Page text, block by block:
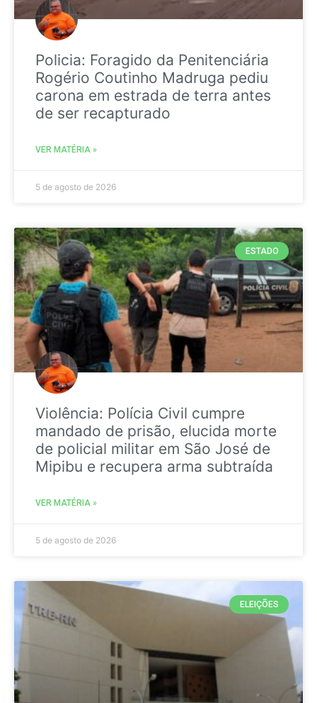
Policia: Foragido da Penitenciária
Rogério Coutinho Madruga pediu
carona em estrada de terra antes
de ser recapturado
VER MATÉRIA »
5 de agosto de 2026
ESTADO
Violência: Polícia Civil cumpre
mandado de prisão, elucida morte
de policial militar em São José de
Mipibu e recupera arma subtraída
VER MATÉRIA »
5 de agosto de 2026
ELEIÇÕES